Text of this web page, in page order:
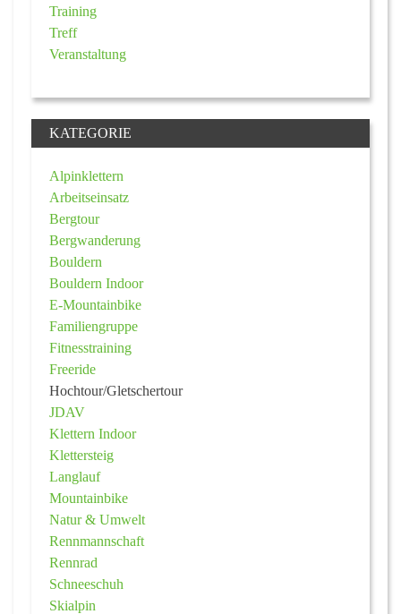
Training
Treff
Veranstaltung
KATEGORIE
Alpinklettern
Arbeitseinsatz
Bergtour
Bergwanderung
Bouldern
Bouldern Indoor
E-Mountainbike
Familiengruppe
Fitnesstraining
Freeride
Hochtour/Gletschertour
JDAV
Klettern Indoor
Klettersteig
Langlauf
Mountainbike
Natur & Umwelt
Rennmannschaft
Rennrad
Schneeschuh
Skialpin